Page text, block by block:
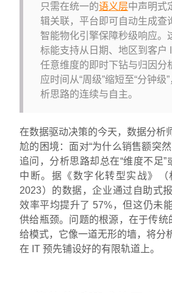
只需在统一的语义层中声明式
辑关联，平台即可自动生成查
智能物化引擎保障秒级响应。
标能支持从日期、地区到客户
任意维度的即时下钻与归因分
应时间从“周级”缩短至“分钟级
析思路的连续与自主。
在数据驱动决策的今天，数据分析
尬的困境：面对“为什么销售额突
追问，分析思路却总在“维度不足”
中断。据《数字化转型实战》（
2023）的数据，企业通过自助式
效率平均提升了 57%，但这仍未
供给瓶颈。问题的根源，在于传统
给模式，它像一道无形的墙，将分
在 IT 预先铺设好的有限轨道上。